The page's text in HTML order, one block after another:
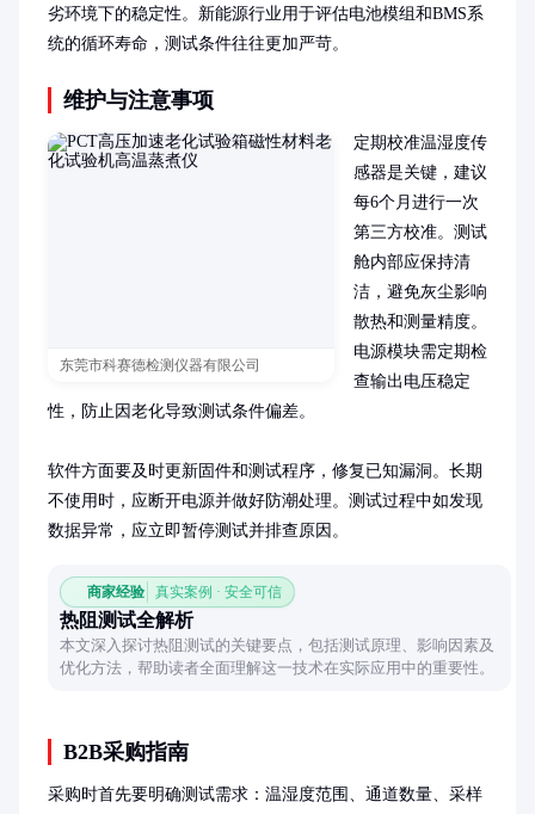
劣环境下的稳定性。新能源行业用于评估电池模组和BMS系
统的循环寿命，测试条件往往更加严苛。
维护与注意事项
东莞市科赛德检测仪器有限公司
定期校准温湿度传
感器是关键，建议
每6个月进行一次
第三方校准。测试
舱内部应保持清
洁，避免灰尘影响
散热和测量精度。
电源模块需定期检
查输出电压稳定
性，防止因老化导致测试条件偏差。
软件方面要及时更新固件和测试程序，修复已知漏洞。长期
不使用时，应断开电源并做好防潮处理。测试过程中如发现
数据异常，应立即暂停测试并排查原因。
商家经验 真实案例 · 安全可信
热阻测试全解析
本文深入探讨热阻测试的关键要点，包括测试原理、影响因素及
优化方法，帮助读者全面理解这一技术在实际应用中的重要性。
B2B采购指南
采购时首先要明确测试需求：温湿度范围、通道数量、采样